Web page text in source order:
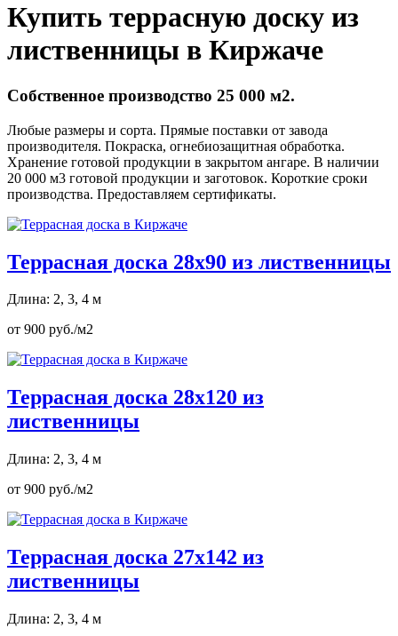
Купить террасную доску из
лиственницы в Киржаче
Собственное производство 25 000 м2.
Любые размеры и сорта. Прямые поставки от завода
производителя. Покраска, огнебиозащитная обработка.
Хранение готовой продукции в закрытом ангаре. В наличии
20 000 м3 готовой продукции и заготовок. Короткие сроки
производства. Предоставляем сертификаты.
Террасная доска 28х90 из лиственницы
Длина: 2, 3, 4 м
от 900 руб./м2
Террасная доска 28х120 из
лиственницы
Длина: 2, 3, 4 м
от 900 руб./м2
Террасная доска 27х142 из
лиственницы
Длина: 2, 3, 4 м